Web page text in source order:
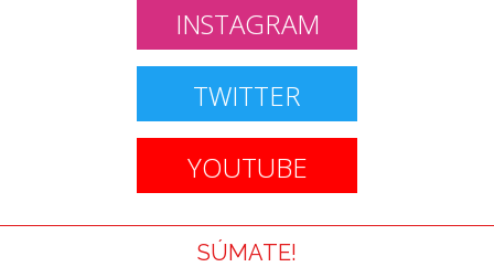
INSTAGRAM
TWITTER
YOUTUBE
SÚMATE!